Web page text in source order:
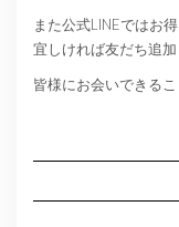
また公式LINEではお
宜しければ友だち追加
皆様にお会いできる